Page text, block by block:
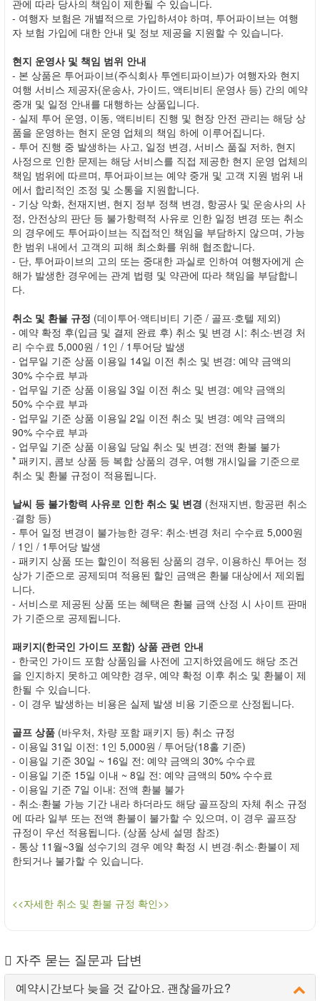
관에 따라 당사의 책임이 제한될 수 있습니다.
- 여행자 보험은 개별적으로 가입하셔야 하며, 투어파이브는 여행
자 보험 가입에 대한 안내 및 정보 제공을 지원할 수 있습니다.
현지 운영사 및 책임 범위 안내
- 본 상품은 투어파이브(주식회사 투엔티파이브)가 여행자와 현지
여행 서비스 제공자(운송사, 가이드, 액티비티 운영사 등) 간의 예약
중개 및 일정 안내를 대행하는 상품입니다.
- 실제 투어 운영, 이동, 액티비티 진행 및 현장 안전 관리는 해당 상
품을 운영하는 현지 운영 업체의 책임 하에 이루어집니다.
- 투어 진행 중 발생하는 사고, 일정 변경, 서비스 품질 저하, 현지
사정으로 인한 문제는 해당 서비스를 직접 제공한 현지 운영 업체의
책임 범위에 따르며, 투어파이브는 예약 중개 및 고객 지원 범위 내
에서 합리적인 조정 및 소통을 지원합니다.
- 기상 악화, 천재지변, 현지 정부 정책 변경, 항공사 및 운송사의 사
정, 안전상의 판단 등 불가항력적 사유로 인한 일정 변경 또는 취소
의 경우에도 투어파이브는 직접적인 책임을 부담하지 않으며, 가능
한 범위 내에서 고객의 피해 최소화를 위해 협조합니다.
- 단, 투어파이브의 고의 또는 중대한 과실로 인하여 여행자에게 손
해가 발생한 경우에는 관계 법령 및 약관에 따라 책임을 부담합니
다.
취소 및 환불 규정 (데이투어·액티비티 기준 / 골프·호텔 제외)
- 예약 확정 후(입금 및 결제 완료 후) 취소 및 변경 시: 취소·변경 처
리 수수료 5,000원 / 1인 / 1투어당 발생
- 업무일 기준 상품 이용일 14일 이전 취소 및 변경: 예약 금액의
30% 수수료 부과
- 업무일 기준 상품 이용일 3일 이전 취소 및 변경: 예약 금액의
50% 수수료 부과
- 업무일 기준 상품 이용일 2일 이전 취소 및 변경: 예약 금액의
90% 수수료 부과
- 업무일 기준 상품 이용일 당일 취소 및 변경: 전액 환불 불가
* 패키지, 콤보 상품 등 복합 상품의 경우, 여행 개시일을 기준으로
취소 및 환불 규정이 적용됩니다.
날씨 등 불가항력 사유로 인한 취소 및 변경 (천재지변, 항공편 취소
·결항 등)
- 투어 일정 변경이 불가능한 경우: 취소·변경 처리 수수료 5,000원
/ 1인 / 1투어당 발생
- 패키지 상품 또는 할인이 적용된 상품의 경우, 이용하신 투어는 정
상가 기준으로 공제되며 적용된 할인 금액은 환불 대상에서 제외됩
니다.
- 서비스로 제공된 상품 또는 혜택은 환불 금액 산정 시 사이트 판매
가 기준으로 공제됩니다.
패키지(한국인 가이드 포함) 상품 관련 안내
- 한국인 가이드 포함 상품임을 사전에 고지하였음에도 해당 조건
을 인지하지 못하고 예약한 경우, 예약 확정 이후 취소 및 환불이 제
한될 수 있습니다.
- 이 경우 발생하는 비용은 실제 발생 비용 기준으로 산정됩니다.
골프 상품 (바우처, 차량 포함 패키지 등) 취소 규정
- 이용일 31일 이전: 1인 5,000원 / 투어당(18홀 기준)
- 이용일 기준 30일 ~ 16일 전: 예약 금액의 30% 수수료
- 이용일 기준 15일 이내 ~ 8일 전: 예약 금액의 50% 수수료
- 이용일 기준 7일 이내: 전액 환불 불가
- 취소·환불 가능 기간 내라 하더라도 해당 골프장의 자체 취소 규정
에 따라 일부 또는 전액 환불이 불가할 수 있으며, 이 경우 골프장
규정이 우선 적용됩니다. (상품 상세 설명 참조)
- 통상 11월~3월 성수기의 경우 예약 확정 시 변경·취소·환불이 제
한되거나 불가할 수 있습니다.
<<자세한 취소 및 환불 규정 확인>>
자주 묻는 질문과 답변
예약시간보다 늦을 것 같아요. 괜찮을까요?